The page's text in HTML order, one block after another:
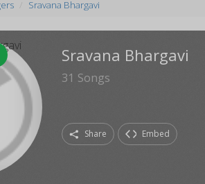
Sravana Bhargavi
Sravana Bhargavi
31 Songs
Share Embed